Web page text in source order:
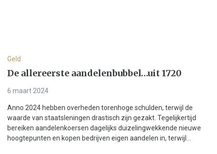
Geld
De allereerste aandelenbubbel…uit 1720
6 maart 2024
Anno 2024 hebben overheden torenhoge schulden, terwijl de
waarde van staatsleningen drastisch zijn gezakt. Tegelijkertijd
bereiken aandelenkoersen dagelijks duizelingwekkende nieuwe
hoogtepunten en kopen bedrijven eigen aandelen in, terwijl...